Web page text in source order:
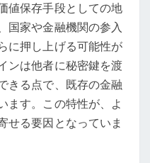
値保存手段としての地
国家や金融機関の参入
に押し上げる可能性が
ンは他者に秘密鍵を渡
きる点で、既存の金融
ます。この特性が、よ
せる要因となっていま